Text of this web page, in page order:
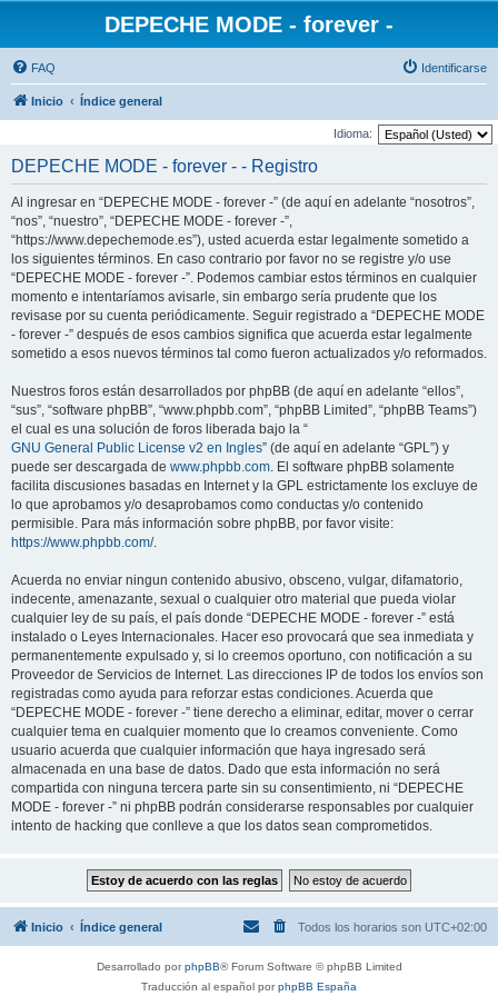
DEPECHE MODE - forever -
FAQ Identificarse
Inicio Índice general
Idioma:
DEPECHE MODE - forever - - Registro
Al ingresar en “DEPECHE MODE - forever -” (de aquí en adelante “nosotros”,
“nos”, “nuestro”, “DEPECHE MODE - forever -”,
“https://www.depechemode.es”), usted acuerda estar legalmente sometido a
los siguientes términos. En caso contrario por favor no se registre y/o use
“DEPECHE MODE - forever -”. Podemos cambiar estos términos en cualquier
momento e intentaríamos avisarle, sin embargo sería prudente que los
revisase por su cuenta periódicamente. Seguir registrado a “DEPECHE MODE
- forever -” después de esos cambios significa que acuerda estar legalmente
sometido a esos nuevos términos tal como fueron actualizados y/o reformados.
Nuestros foros están desarrollados por phpBB (de aquí en adelante “ellos”,
“sus”, “software phpBB”, “www.phpbb.com”, “phpBB Limited”, “phpBB Teams”)
el cual es una solución de foros liberada bajo la “
GNU General Public License v2 en Ingles” (de aquí en adelante “GPL”) y
puede ser descargada de www.phpbb.com. El software phpBB solamente
facilita discusiones basadas en Internet y la GPL estrictamente los excluye de
lo que aprobamos y/o desaprobamos como conductas y/o contenido
permisible. Para más información sobre phpBB, por favor visite:
https://www.phpbb.com/.
Acuerda no enviar ningun contenido abusivo, obsceno, vulgar, difamatorio,
indecente, amenazante, sexual o cualquier otro material que pueda violar
cualquier ley de su país, el país donde “DEPECHE MODE - forever -” está
instalado o Leyes Internacionales. Hacer eso provocará que sea inmediata y
permanentemente expulsado y, si lo creemos oportuno, con notificación a su
Proveedor de Servicios de Internet. Las direcciones IP de todos los envíos son
registradas como ayuda para reforzar estas condiciones. Acuerda que
“DEPECHE MODE - forever -” tiene derecho a eliminar, editar, mover o cerrar
cualquier tema en cualquier momento que lo creamos conveniente. Como
usuario acuerda que cualquier información que haya ingresado será
almacenada en una base de datos. Dado que esta información no será
compartida con ninguna tercera parte sin su consentimiento, ni “DEPECHE
MODE - forever -” ni phpBB podrán considerarse responsables por cualquier
intento de hacking que conlleve a que los datos sean comprometidos.
Inicio Índice general Todos los horarios son UTC+02:00
Desarrollado porphpBB® Forum Software © phpBB Limited
Traducción al español porphpBB España